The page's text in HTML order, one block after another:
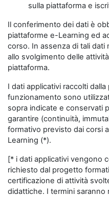
sulla piattaforma e
Il conferimento dei dati è
piattaforme e-Learning ed
corso. In assenza di tali
allo svolgimento delle
piattaforma.
I dati applicativi raccolti
funzionamento sono
sopra indicate e conservati
garantire (continuità,
formativo previsto dai corsi
Learning (*).
[* i dati applicativi vengono
richiesto dal progetto
certificazione di attività
didattiche. I termini